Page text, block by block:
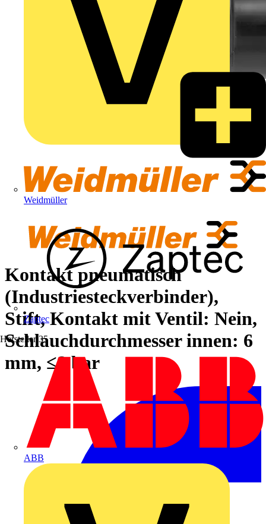
Weidmüller
Zaptec
Hersteller 35
ABB
Kontakt pneumatisch
(Industriesteckverbinder),
Stift, Kontakt mit Ventil: Nein,
Schlauchdurchmesser innen: 6
mm, ≤8 bar